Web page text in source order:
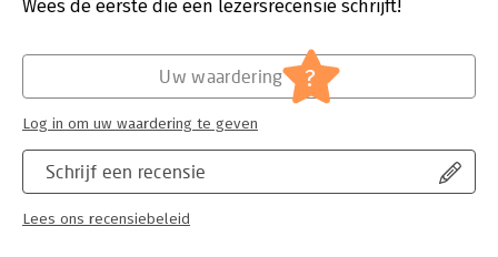
Mens en maatschappij
Recht algemeen - Rechtsantropologie
Wees de eerste die een lezersrecensie schrijft!
Schrijf een recensie
Lees ons recensiebeleid
Uw waardering ?
Log in om uw waardering te geven